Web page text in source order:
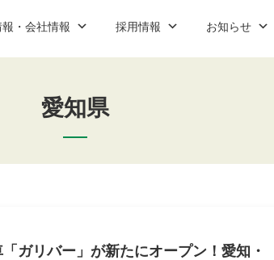
報・会社情報 採用情報 お知らせ
プレスリリース
約までの流れと費用
愛知県
ガリバー」が新たにオープン！愛知・